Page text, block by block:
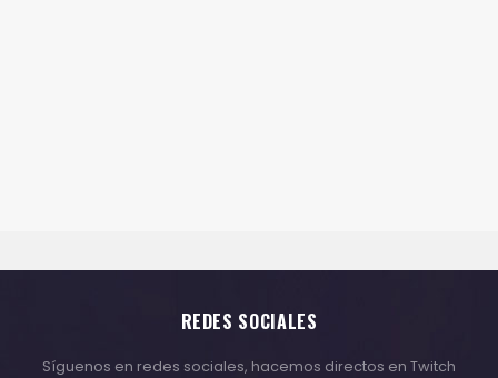
REDES SOCIALES
Síguenos en redes sociales, hacemos directos en Twitch